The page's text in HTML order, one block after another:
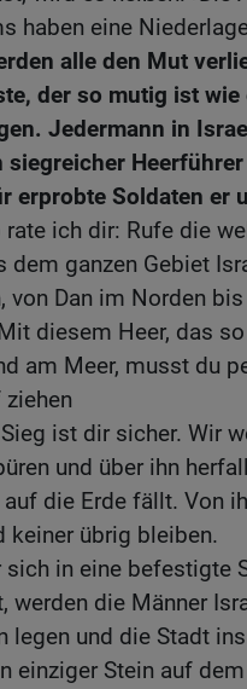
haben eine
alle den Mut
der so mutig ist wie
Jedermann in
siegreicher
erprobte Soldaten er
rate ich dir: Rufe die
dem ganzen Gebiet
von Dan im Norden
diesem Heer, das
am Meer, musst du
ist dir sicher. Wir
und über ihn
die Erde fällt. Von
keiner übrig bleiben.
sich in eine befestigte
werden die Männer
legen und die Stadt
einziger Stein auf